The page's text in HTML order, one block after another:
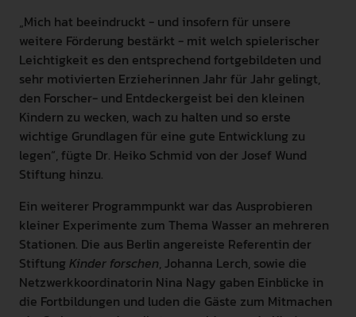
„Mich hat beeindruckt - und insofern für unsere
weitere Förderung bestärkt - mit welch spielerischer
Leichtigkeit es den entsprechend fortgebildeten und
sehr motivierten Erzieherinnen Jahr für Jahr gelingt,
den Forscher- und Entdeckergeist bei den kleinen
Kindern zu wecken, wach zu halten und so erste
wichtige Grundlagen für eine gute Entwicklung zu
legen“, fügte Dr. Heiko Schmid von der Josef Wund
Stiftung hinzu.
Ein weiterer Programmpunkt war das Ausprobieren
kleiner Experimente zum Thema Wasser an mehreren
Stationen. Die aus Berlin angereiste Referentin der
Stiftung Kinder forschen, Johanna Lerch, sowie die
Netzwerkkoordinatorin Nina Nagy gaben Einblicke in
die Fortbildungen und luden die Gäste zum Mitmachen